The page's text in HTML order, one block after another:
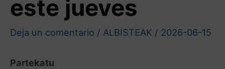
este jueves
Deja un comentario / ALBISTEAK / 2026-06-15
Partekatu